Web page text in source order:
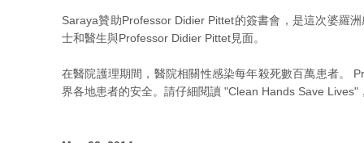
Saraya贊助Professor Didier Pittet的簽書會，是這次婆羅
士和醫生與Professor Didier Pittet見面。
在醫院護理期間，醫院相關性感染每年殺死數百萬患者。
界各地患者的安全。請仔細閱讀 "Clean Hands Save Lives"